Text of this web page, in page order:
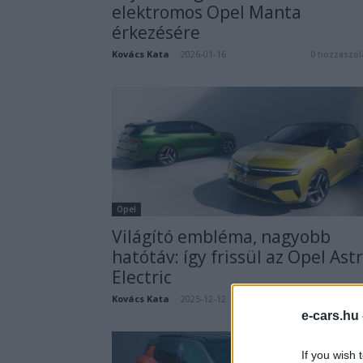
e-cars.hu
If you wish
elektromos Opel Manta
érkezésére
Kovács Kata 2026-01-16 0
Opel
Világító embléma, nagyobb
hatótáv: így frissül az Opel
Electric
Kovács Kata 2025-12-12